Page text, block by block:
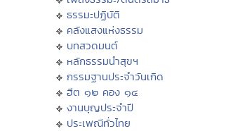
ธรรมะปฏิบัติ
คลังแสงแห่งธรรม
บทสวดมนต์
หลักธรรมนำสุขฯ
กรรมฐานประจำวันเกิด
ฮีต ๑๒ คอง ๑๔
งานบุญประจำปี
ประเพณีทั่วไทย